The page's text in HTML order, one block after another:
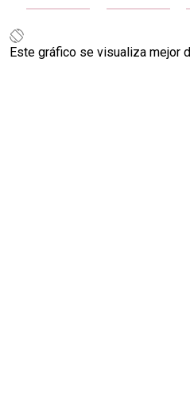
Este gráfico se visualiza mejor